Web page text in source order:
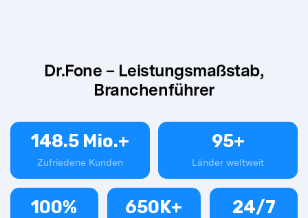
Dr.Fone – Leistungsmaßstab,
Branchenführer
148.5Mio.+
Zufriedene Kunden
95+
Länder weltweit
100% 650K+ 24/7